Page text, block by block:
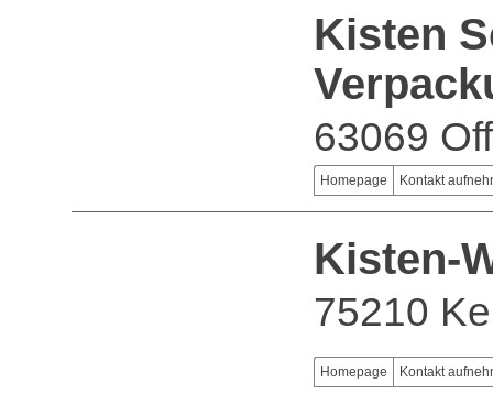
Kisten
63069
Homepage Kontakt
Kisten-
75210
Homepage Kontakt